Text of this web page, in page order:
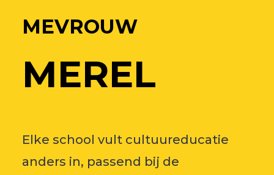
MEVROUW
MEREL
Elke school vult cultuureducatie
anders in, passend bij de